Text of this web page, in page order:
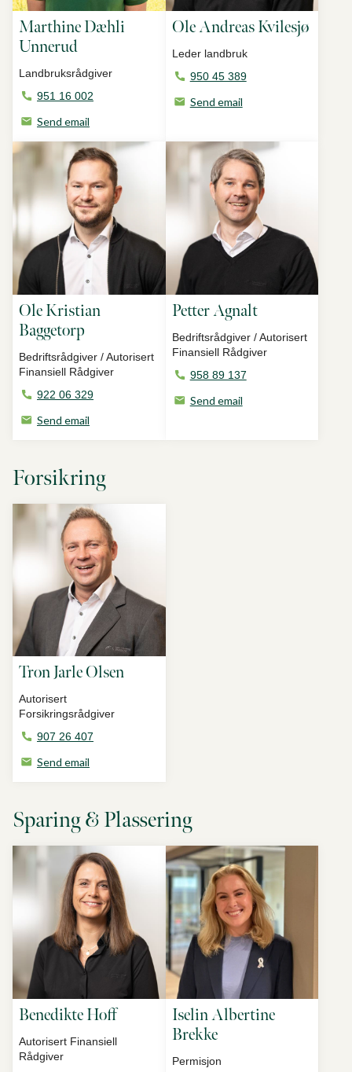
Marthine Dæhli
Unnerud
Landbruksrådgiver
951 16 002
Send email
Ole Andreas Kvilesjø
Leder landbruk
950 45 389
Send email
Ole Kristian
Baggetorp
Bedriftsrådgiver / Autorisert
Finansiell Rådgiver
922 06 329
Send email
Petter Agnalt
Bedriftsrådgiver / Autorisert
Finansiell Rådgiver
958 89 137
Send email
Forsikring
Tron Jarle Olsen
Autorisert
Forsikringsrådgiver
907 26 407
Send email
Sparing & Plassering
Benedikte Hoff
Autorisert Finansiell
Rådgiver
Iselin Albertine
Brekke
Permisjon